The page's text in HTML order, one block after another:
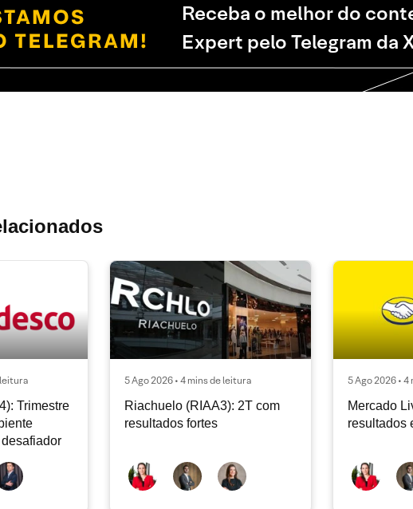
Receba o melhor do
Expert pelo Telegram da
leitura
Trimestre
5 Ago 2026 • 4 mins de leitura
Riachuelo (RIAA3): 2T com
resultados fortes
5 Ago 2026 •
Mercado
resultados